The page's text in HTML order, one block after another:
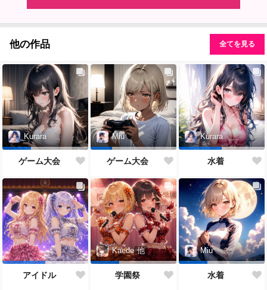
他の作品 全てを見る
Kurara
ゲーム大会
Miu
ゲーム大会
Kurara
水着
アイドル
Kaede 他
学園祭
Miu
水着